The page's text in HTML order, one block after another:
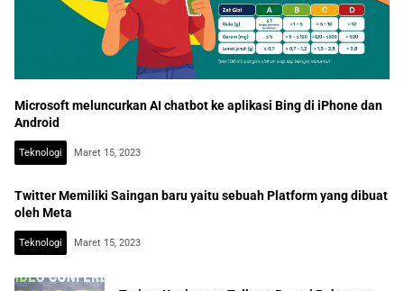
Microsoft meluncurkan AI chatbot ke aplikasi Bing di iPhone dan
Android
Teknologi Maret 15, 2023
Twitter Memiliki Saingan baru yaitu sebuah Platform yang dibuat
oleh Meta
Teknologi Maret 15, 2023